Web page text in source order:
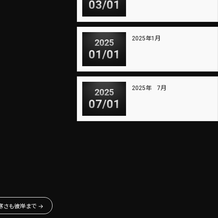
さも彼岸まで →
03/01
2025
01/01
2025年1月
2025
07/01
2025年 7月